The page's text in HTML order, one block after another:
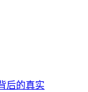
后的真实